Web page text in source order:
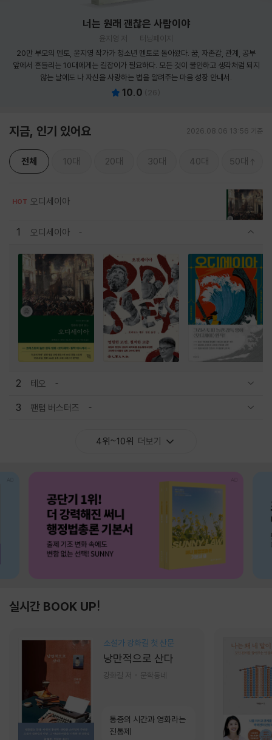
너는 원래 괜찮은 사람이야
윤지영 저
터닝페이지
20만 부모의 멘토, 윤지영 작가가 청소년 멘토로 돌아왔다. 꿈, 자존감, 관계, 공부
앞에서 흔들리는 10대에게는 길잡이가 필요하다. 모든 것이 불안하고 생각처럼 되지
않는 날에도 나 자신을 사랑하는 법을 알려주는 마음 성장 안내서.
10.0 ( 26 )
지금, 인기 있어요 2026.08.06 13:56 기준
전체 10대 20대 30대 40대 50대
HOT 오디세이아
1 오디세이아
2 테오
3 팬텀 버스터즈
4위~10위 더보기
실시간 BOOK UP!
소설가 강화길 첫 산문
낭만적으로 산다
강화길 저 문학동네
통증의 시간과 영화라는
진통제